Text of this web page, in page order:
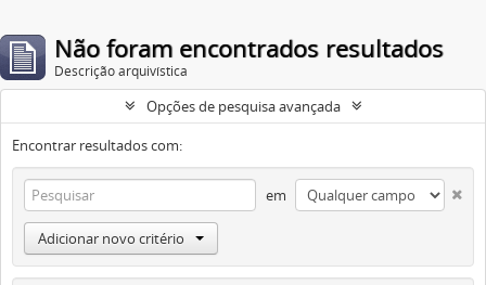
Não foram encontrados resultados
Descrição arquivística
Opções de pesquisa avançada
Encontrar resultados com:
em
Adicionar novo critério